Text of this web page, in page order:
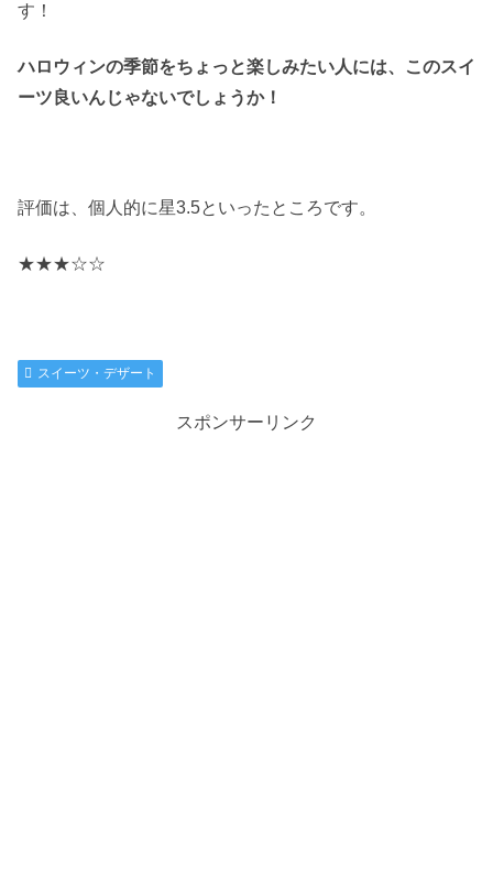
す！
ハロウィンの季節をちょっと楽しみたい人には、このスイ
ーツ良いんじゃないでしょうか！
評価は、個人的に星3.5といったところです。
★★★☆☆
スイーツ・デザート
スポンサーリンク